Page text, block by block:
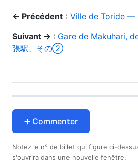
← Précédent : Ville de Toride —
Suivant → : Gare de Makuhari,
張駅、その②
➕ Commenter
Notez le n° de billet qui figure ci-
s'ouvrira dans une nouvelle fenêtre.